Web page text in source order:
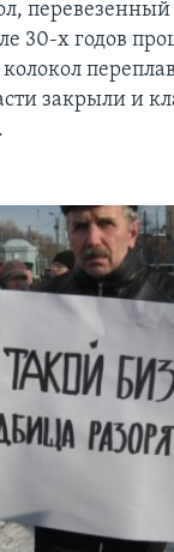
перевезенный
30-х годов
закрыли и